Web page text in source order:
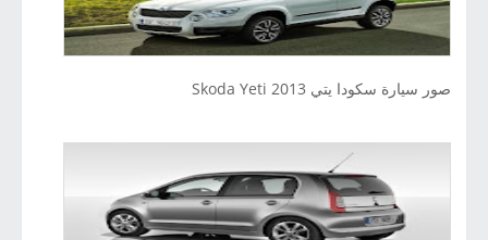
صور سيارة سكودا يتي 2013 Skoda Yeti